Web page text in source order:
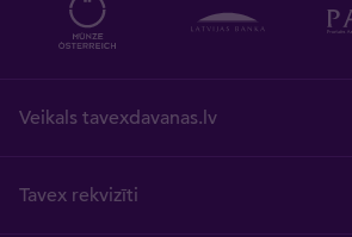
Veikals tavexdavanas.lv
Tavex rekvizīti